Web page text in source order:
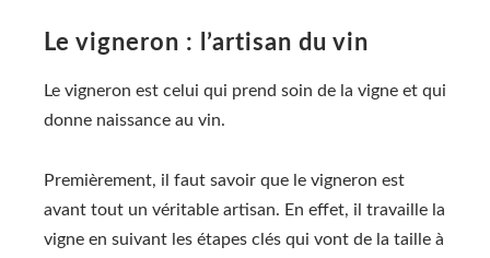
Le vigneron : l’artisan du vin
Le vigneron est celui qui prend soin de la vigne et qui
donne naissance au vin.
Premièrement, il faut savoir que le vigneron est
avant tout un véritable artisan. En effet, il travaille la
vigne en suivant les étapes clés qui vont de la taille à